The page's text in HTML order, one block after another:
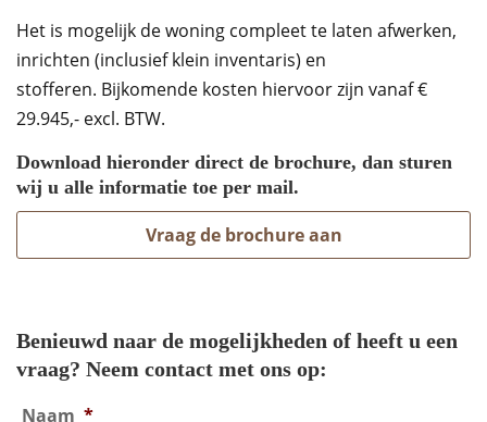
Het is mogelijk de woning compleet te laten afwerken,
inrichten (inclusief klein inventaris) en
stofferen. Bijkomende kosten hiervoor zijn vanaf €
29.945,- excl. BTW.
Download hieronder direct de brochure, dan sturen
wij u alle informatie toe per mail.
Vraag de brochure aan
Benieuwd naar de mogelijkheden of heeft u een
vraag? Neem contact met ons op:
Naam *